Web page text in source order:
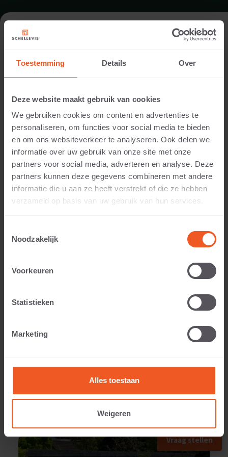
Toestemming Details Over
Deze website maakt gebruik van cookies
We gebruiken cookies om content en advertenties te
personaliseren, om functies voor social media te bieden
en om ons websiteverkeer te analyseren. Ook delen we
informatie over uw gebruik van onze site met onze
partners voor social media, adverteren en analyse. Deze
partners kunnen deze gegevens combineren met andere
informatie die u aan ze heeft verstrekt of die ze hebben
verzameld op basis van uw gebruik van hun services.
Noodzakelijk
Voorkeuren
Statistieken
Marketing
Alles toestaan
Weigeren
FORMAAT - KUBUS 50X50
ASSORTIMENT ZITELEMENTEN
50 CM DIKTE
280 KG
Vraag stellen